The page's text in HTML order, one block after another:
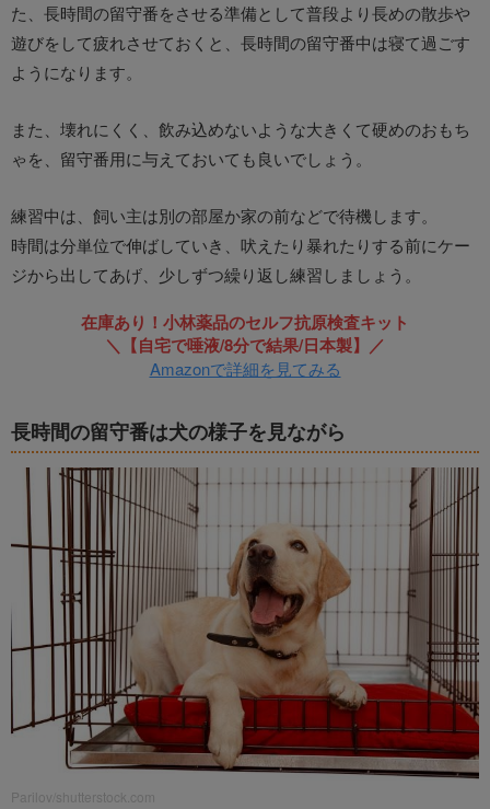
た、長時間の留守番をさせる準備として普段より長めの散歩や
遊びをして疲れさせておくと、長時間の留守番中は寝て過ごす
ようになります。
また、壊れにくく、飲み込めないような大きくて硬めのおもち
ゃを、留守番用に与えておいても良いでしょう。
練習中は、飼い主は別の部屋か家の前などで待機します。
時間は分単位で伸ばしていき、吠えたり暴れたりする前にケー
ジから出してあげ、少しずつ繰り返し練習しましょう。
在庫あり！小林薬品のセルフ抗原検査キット
＼【自宅で唾液/8分で結果/日本製】／
Amazonで詳細を見てみる
長時間の留守番は犬の様子を見ながら
Parilov/shutterstock.com